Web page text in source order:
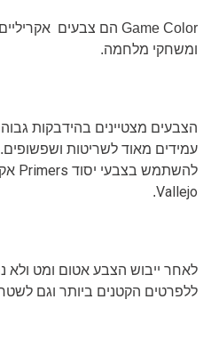
Game Color הם צבעים
ומשחקי מלחמה.
הצבעים מצטיינים בהידבקות
עמידים מאוד לשריטות
להשתמש בצבעי יסוד Primers
Vallejo
.
לאחר ייבוש הצבע אטום ומט ולא
ללפרטים הקטנים ביותר וגם